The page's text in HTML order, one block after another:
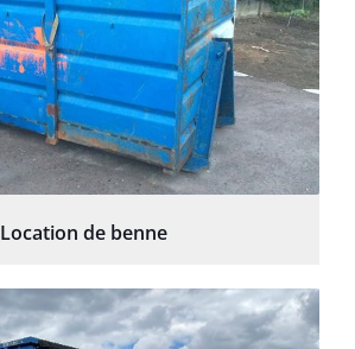
Location de benne